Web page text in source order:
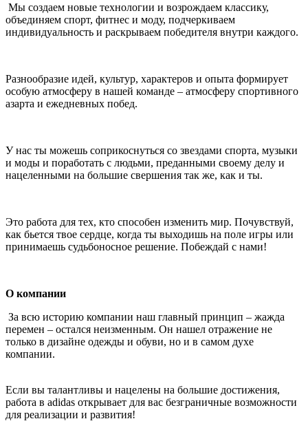
Мы создаем новые технологии и возрождаем классику,
объединяем спорт, фитнес и моду, подчеркиваем
индивидуальность и раскрываем победителя внутри каждого.
Разнообразие идей, культур, характеров и опыта формирует
особую атмосферу в нашей команде – атмосферу спортивного
азарта и ежедневных побед.
У нас ты можешь соприкоснуться со звездами спорта, музыки
и моды и поработать с людьми, преданными своему делу и
нацеленными на большие свершения так же, как и ты.
Это работа для тех, кто способен изменить мир. Почувствуй,
как бьется твое сердце, когда ты выходишь на поле игры или
принимаешь судьбоносное решение. Побеждай с нами!
О компании
За всю историю компании наш главный принцип – жажда
перемен – остался неизменным. Он нашел отражение не
только в дизайне одежды и обуви, но и в самом духе
компании.
Если вы талантливы и нацелены на большие достижения,
работа в adidas открывает для вас безграничные возможности
для реализации и развития!